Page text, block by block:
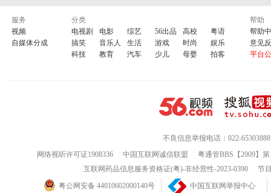
服务
视频
自媒体分成
分类
电视剧
电影 综艺 56出品 高校
粤语
搞笑
音乐人 生活 游戏 时尚
娱乐
科技
教育 汽车 少儿 母婴 拍客
帮助
帮助
意见
平台
不良信息举报电话：022-65303888
网络视听许可证1908336
中国互联网诚信联盟
粤通管BBS【2009】
互联网药品信息服务资格证(粤)-非经营性-2023-0390
节
粤公网安备 44010602000140号
中国互联网举报中心